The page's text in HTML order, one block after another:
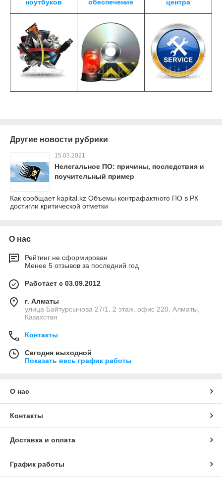
ноутбуков
обеспечение
центра
Другие новости рубрики
15.03.2021
Нелегальное ПО: причины, последствия и
поучительный пример
Как сообщает kapital.kz Объемы контрафактного ПО в РК
достигли критической отметки
О нас
Рейтинг не сформирован
Менее 5 отзывов за последний год
Работает с 03.09.2012
г. Алматы
улица Байтурсынова 27/1, 2 этаж, офис 220, Алматы,
Казахстан
Контакты
Сегодня выходной
Показать весь график работы
О нас
Контакты
Доставка и оплата
График работы